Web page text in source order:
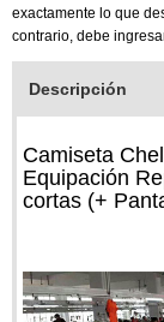
exactamente lo que
contrario, debe
Descripción
Camiseta
Equipación
cortas (+